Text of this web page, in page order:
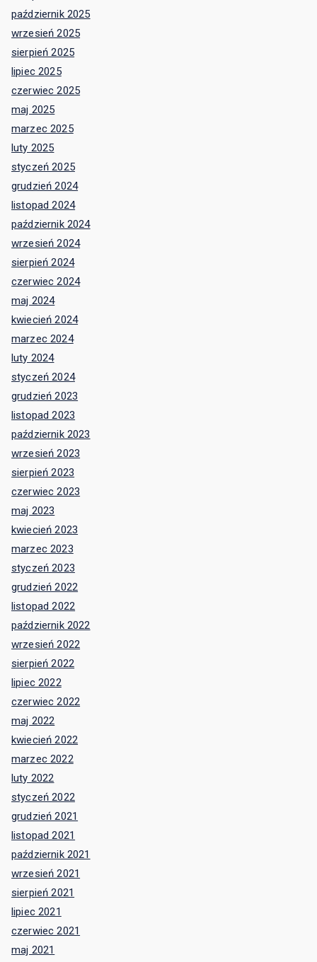
październik 2025
wrzesień 2025
sierpień 2025
lipiec 2025
czerwiec 2025
maj 2025
marzec 2025
luty 2025
styczeń 2025
grudzień 2024
listopad 2024
październik 2024
wrzesień 2024
sierpień 2024
czerwiec 2024
maj 2024
kwiecień 2024
marzec 2024
luty 2024
styczeń 2024
grudzień 2023
listopad 2023
październik 2023
wrzesień 2023
sierpień 2023
czerwiec 2023
maj 2023
kwiecień 2023
marzec 2023
styczeń 2023
grudzień 2022
listopad 2022
październik 2022
wrzesień 2022
sierpień 2022
lipiec 2022
czerwiec 2022
maj 2022
kwiecień 2022
marzec 2022
luty 2022
styczeń 2022
grudzień 2021
listopad 2021
październik 2021
wrzesień 2021
sierpień 2021
lipiec 2021
czerwiec 2021
maj 2021